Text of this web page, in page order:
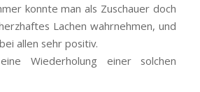
konnte man als Zuschauer doch
Lachen wahrnehmen, und
allen sehr positiv.
Wiederholung einer solchen